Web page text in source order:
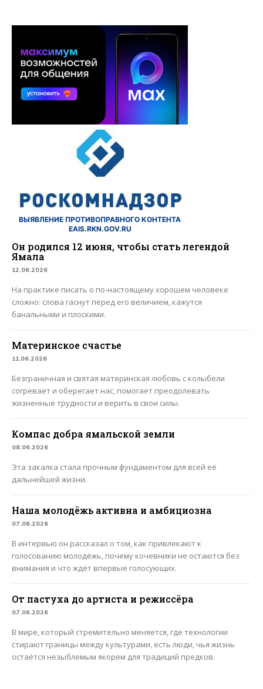
ВЫЯВЛЕНИЕ ПРОТИВОПРАВНОГО КОНТЕНТА
EAIS.RKN.GOV.RU
Он родился 12 июня, чтобы стать легендой
Ямала
12.06.2026
На практике писать о по-настоящему хорошем человеке
сложно: слова гаснут перед его величием, кажутся
банальными и плоскими.
Материнское счастье
11.06.2026
Безграничная и святая материнская любовь с колыбели
согревает и оберегает нас, помогает преодолевать
жизненные трудности и верить в свои силы.
Компас добра ямальской земли
08.06.2026
Эта закалка стала прочным фундаментом для всей её
дальнейшей жизни.
Наша молодёжь активна и амбициозна
07.06.2026
В интервью он рассказал о том, как привлекают к
голосованию молодёжь, почему кочевники не остаются без
внимания и что ждёт впервые голосующих.
От пастуха до артиста и режиссёра
07.06.2026
В мире, который стремительно меняется, где технологии
стирают границы между культурами, есть люди, чья жизнь
остаётся незыблемым якорем для традиций предков.